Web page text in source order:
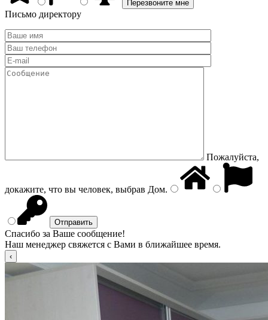
Письмо директору
Пожалуйста,
докажите, что вы человек, выбрав Дом.
Спасибо за Ваше сообщение!
Наш менеджер свяжется с Вами в ближайшее время.